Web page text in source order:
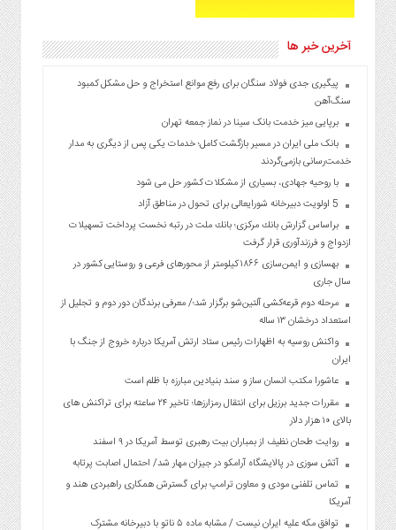
آخرین خبر ها
پیگیری جدی فولاد سنگان برای رفع موانع استخراج و حل مشکل کمبود
سنگ‌آهن
برپایی میز خدمت بانک سینا در نماز جمعه تهران
بانک ملی ایران در مسیر بازگشت کامل؛ خدمات یکی پس از دیگری به مدار
خدمت‌رسانی بازمی‌گردند
با روحیه جهادی، بسیاری از مشکلات کشور حل می شود
5 اولویت دبیرخانه شورایعالی برای تحول در مناطق آزاد
براساس گزارش بانك مركزی؛ بانك ملت در رتبه نخست پرداخت تسهیلات
ازدواج و فرزندآوری قرار گرفت
بهسازی و ایمن‌سازی ۱۸۶۶ کیلومتر از محورهای فرعی و روستایی کشور در
سال جاری
مرحله دوم قرعه‌کشی آلتین‌شو برگزار شد؛/ معرفی برندگان دور دوم و تجلیل از
استعداد درخشان ۱۳ ساله
واکنش روسیه به اظهارات رئیس ستاد ارتش آمریکا درباره خروج از جنگ با
ایران
عاشورا مکتب انسان ساز و سند بنیادین مبارزه با ظلم است
مقررات جدید برزیل برای انتقال رمزارزها؛ تاخیر ۲۴ ساعته برای تراکنش های
بالای ۱۰ هزار دلار
روایت طحان نظیف از بمباران بیت رهبری توسط آمریکا در ۹ اسفند
آتش سوزی در پالایشگاه آرامکو در جیزان مهار شد/ احتمال اصابت پرتابه
تماس تلفنی مودی و معاون ترامپ برای گسترش همکاری راهبردی هند و
آمریکا
توافق مکه علیه ایران نیست / مشابه ماده ۵ ناتو با دبیرخانه مشترک